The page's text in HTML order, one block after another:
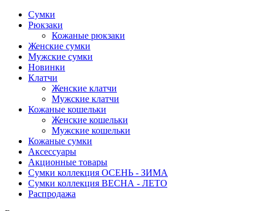
Сумки
Рюкзаки
Кожаные рюкзаки
Женские сумки
Мужские сумки
Новинки
Клатчи
Женские клатчи
Мужские клатчи
Кожаные кошельки
Женские кошельки
Мужские кошельки
Кожаные сумки
Аксессуары
Акционные товары
Сумки коллекция ОСЕНЬ - ЗИМА
Сумки коллекция ВЕСНА - ЛЕТО
Распродажа